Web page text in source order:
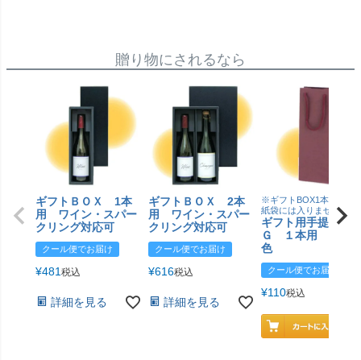
贈り物にされるなら
ギフトＢＯＸ 1本
用 ワイン・スパー
クリング対応可
クール便でお届け
¥481 税込
詳細を見る
ギフトＢＯＸ 2本
用 ワイン・スパー
クリング対応可
クール便でお届け
¥616税込
詳細を見る
※ギフトBOX1本用はこ
紙袋には入りません
ギフト用手提げＢ
Ｇ １本用 エン
色
クール便でお届け
¥110税込